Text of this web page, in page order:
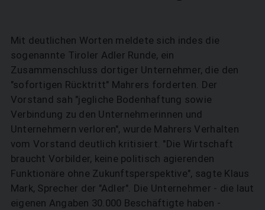
Mit deutlichen Worten meldete sich indes die
sogenannte Tiroler Adler Runde, ein
Zusammenschluss dortiger Unternehmer, die den
"sofortigen Rücktritt" Mahrers forderten. Der
Vorstand sah "jegliche Bodenhaftung sowie
Verbindung zu den Unternehmerinnen und
Unternehmern verloren", wurde Mahrers Verhalten
vom Vorstand deutlich kritisiert. "Die Wirtschaft
braucht Vorbilder, keine politisch agierenden
Funktionäre ohne Zukunftsperspektive", sagte Klaus
Mark, Sprecher der "Adler". Die Unternehmer - die laut
eigenen Angaben 30.000 Beschäftigte haben -